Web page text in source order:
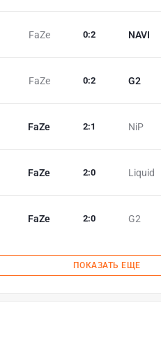
FaZe NAVI
0:2
FaZe G2
0:2
FaZe NiP
2:1
FaZe Liquid
2:0
FaZe G2
2:0
ПОКАЗАТЬ ЕЩЕ